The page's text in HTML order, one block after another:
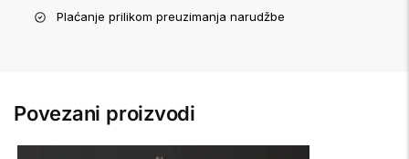
Plaćanje prilikom preuzimanja narudžbe
Povezani proizvodi